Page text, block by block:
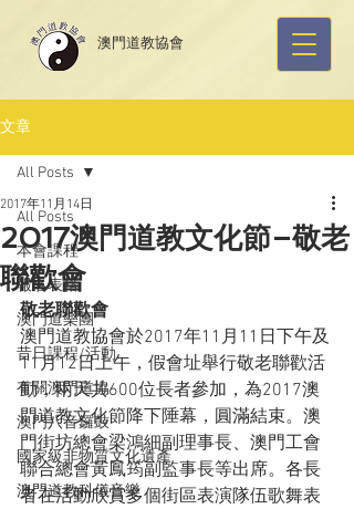
​澳門道教協會
文章
All Posts
本會課程
報名表格
澳門道樂團
昔日課程/活動
有關澳門道協
澳門八音鑼鼓
國家級非物質文化遺產
澳門道教科儀音樂
All Posts
2017澳門道教文化節–敬老
聯歡會
2017年11月14日
敬老聯歡會
澳門道教協會於2017年11月11日下午及
11月12日上午，假會址舉行敬老聯歡活
動，兩天共600位長者參加，為2017澳
門道教文化節降下陲幕，圓滿結束。澳
門街坊總會梁鴻細副理事長、澳門工會
聯合總會黃鳳筠副監事長等出席。各長
者在活動欣賞多個街區表演隊伍歌舞表